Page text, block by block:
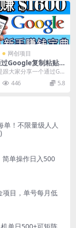
网创项目
Google复制粘贴
收益，几分钟赚16
跟大家分享一个通过Go
制粘贴来简单赚取收益
分钟...
446 5.8
单！不限量级人人
单操作日入500
项目，单号每月低